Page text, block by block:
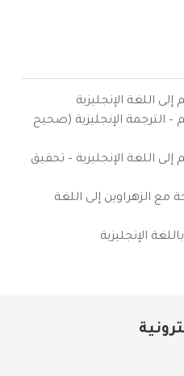
اللغة الإنجليزية
– الترجمة الإنجليزية (صحيح
إلى اللغة الإنجليزية – تحقيق
مع الزهراوين إلى اللغة
الإنجليزية